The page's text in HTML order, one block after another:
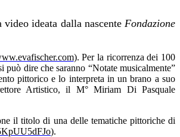
ideata dalla nascente Fondazione
). Per la ricorrenza dei 100
dire che saranno “Notate musicalmente”
pittorico e lo interpreta in un brano a suo
Artistico, il M° Miriam Di Pasquale
il titolo di una delle tematiche pittoriche di
).